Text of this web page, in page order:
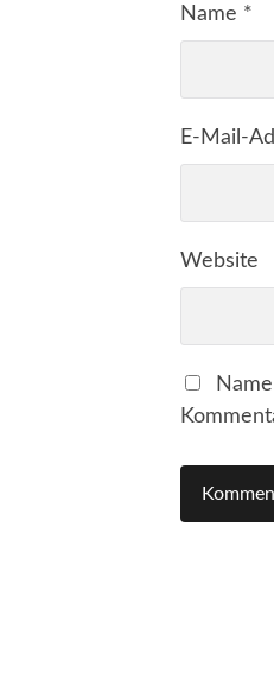
Name *
E-Mail-
Website